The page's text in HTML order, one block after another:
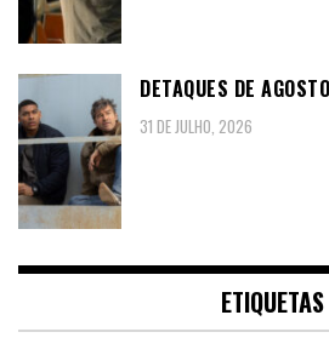
DETAQUES DE
31 DE JULHO, 2026
ETIQUETAS